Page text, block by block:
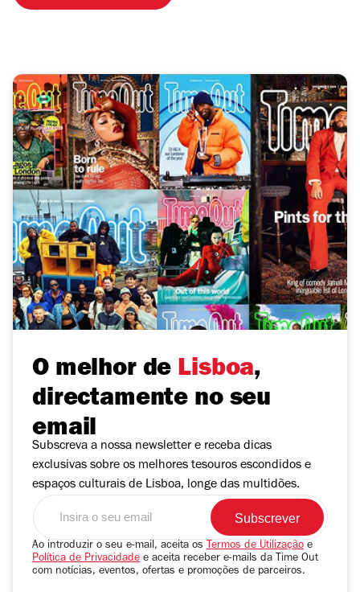
O melhor de Lisboa,
directamente no seu
email
Subscreva a nossa newsletter e receba dicas
exclusivas sobre os melhores tesouros escondidos e
espaços culturais de Lisboa, longe das multidões.
seu
email
Ao introduzir o seu e-mail, aceita os Termos de Utilização e
Política de Privacidade e aceita receber e-mails da Time Out
com notícias, eventos, ofertas e promoções de parceiros.